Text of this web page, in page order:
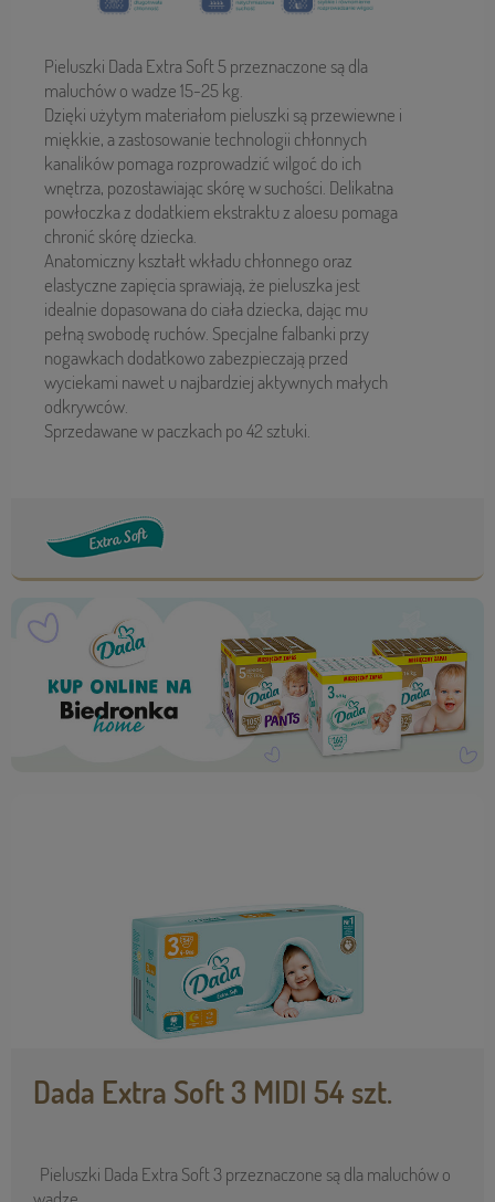
Pieluszki Dada Extra Soft 5 przeznaczone są dla
maluchów o wadze 15-25 kg.
Dzięki użytym materiałom pieluszki są przewiewne i
miękkie, a zastosowanie technologii chłonnych
kanalików pomaga rozprowadzić wilgoć do ich
wnętrza, pozostawiając skórę w suchości. Delikatna
powłoczka z dodatkiem ekstraktu z aloesu pomaga
chronić skórę dziecka.
Anatomiczny kształt wkładu chłonnego oraz
elastyczne zapięcia sprawiają, że pieluszka jest
idealnie dopasowana do ciała dziecka, dając mu
pełną swobodę ruchów. Specjalne falbanki przy
nogawkach dodatkowo zabezpieczają przed
wyciekami nawet u najbardziej aktywnych małych
odkrywców.
Sprzedawane w paczkach po 42 sztuki.
Dada Extra Soft 3 MIDI 54 szt.
Pieluszki Dada Extra Soft 3 przeznaczone są dla maluchów o